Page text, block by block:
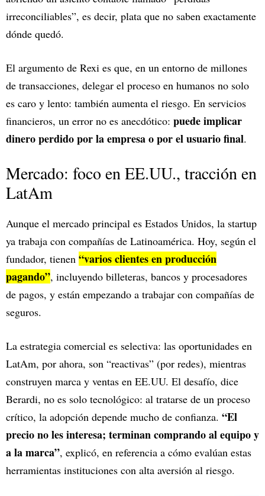
irreconciliables”, es decir, plata que no saben exactamente
dónde quedó.
El argumento de Rexi es que, en un entorno de millones
de transacciones, delegar el proceso en humanos no solo
es caro y lento: también aumenta el riesgo. En servicios
financieros, un error no es anecdótico: puede implicar
dinero perdido por la empresa o por el usuario final.
Mercado: foco en EE.UU., tracción en
LatAm
Aunque el mercado principal es Estados Unidos, la startup
ya trabaja con compañías de Latinoamérica. Hoy, según el
fundador, tienen “varios clientes en producción
pagando”, incluyendo billeteras, bancos y procesadores
de pagos, y están empezando a trabajar con compañías de
seguros.
La estrategia comercial es selectiva: las oportunidades en
LatAm, por ahora, son “reactivas” (por redes), mientras
construyen marca y ventas en EE.UU. El desafío, dice
Berardi, no es solo tecnológico: al tratarse de un proceso
crítico, la adopción depende mucho de confianza. “El
precio no les interesa; terminan comprando al equipo y
a la marca”, explicó, en referencia a cómo evalúan estas
herramientas instituciones con alta aversión al riesgo.